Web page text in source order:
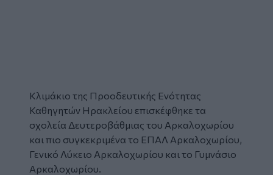
Κλιμάκιο της Προοδευτικής Ενότητας
Καθηγητών Ηρακλείου επισκέφθηκε τα
σχολεία Δευτεροβάθμιας του Αρκαλοχωρίου
και πιο συγκεκριμένα το ΕΠΑΛ Αρκαλοχωρίου,
Γενικό Λύκειο Αρκαλοχωρίου και το Γυμνάσιο
Αρκαλοχωρίου.